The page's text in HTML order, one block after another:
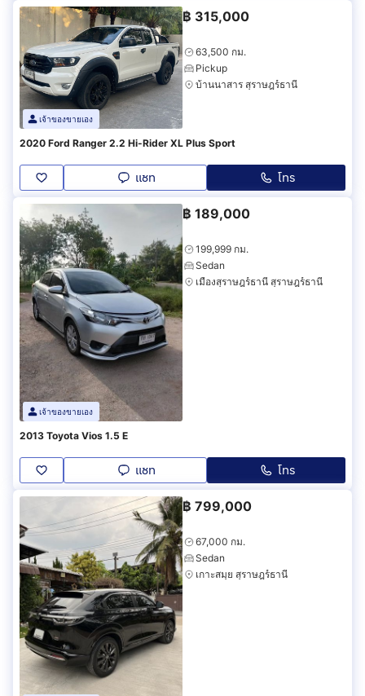
เจ้าของขายเอง
฿ 315,000
63,500 กม.
Pickup
บ้านนาสาร สุราษฎร์ธานี
2020 Ford Ranger 2.2 Hi-Rider XL Plus Sport
แชท โทร
เจ้าของขายเอง
฿ 189,000
199,999 กม.
Sedan
เมืองสุราษฎร์ธานี สุราษฎร์ธานี
2013 Toyota Vios 1.5 E
แชท โทร
฿ 799,000
67,000 กม.
Sedan
เกาะสมุย สุราษฎร์ธานี